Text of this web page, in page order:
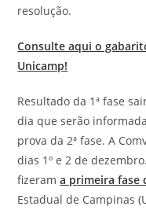
resolução.
Consulte aqui o
Unicamp!
Resultado da 1ª fase
dia que serão
prova da 2ª fase. A
dias 1º e 2 de
fizerama primeira fase
Estadual de Campinas